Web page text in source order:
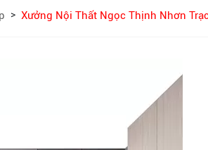
thất
Xưởng Nội Thất Ngọc Thịnh Nhơn